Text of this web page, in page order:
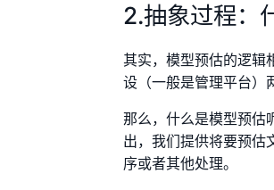
2.抽象过程：
其实，模型预估的逻辑
设（一般是管理平台）
那么，什么是模型预估
出，我们提供将要预估
序或者其他处理。